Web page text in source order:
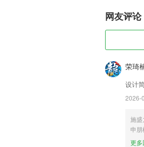
网友评论
荣琦
设计
2026-
施盛
申朋
更多